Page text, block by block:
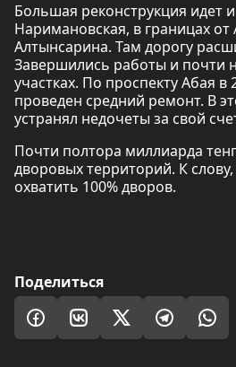
Большая реконструкция идет
Наримановская, в границах от
Алтынсарина. Там дорогу
Завершились работы и почти
участках. По проспекту Абая в
проведен средний ремонт. В
устранял недочеты за свой
Почти полтора миллиарда
дворовых территорий. К слову,
охватить 100% дворов.
Поделиться